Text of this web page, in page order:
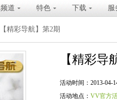
频道 特色 下载 服
【精彩导航】第2期
【精彩导
活动时间：2013-04-
活动地点： VV官方